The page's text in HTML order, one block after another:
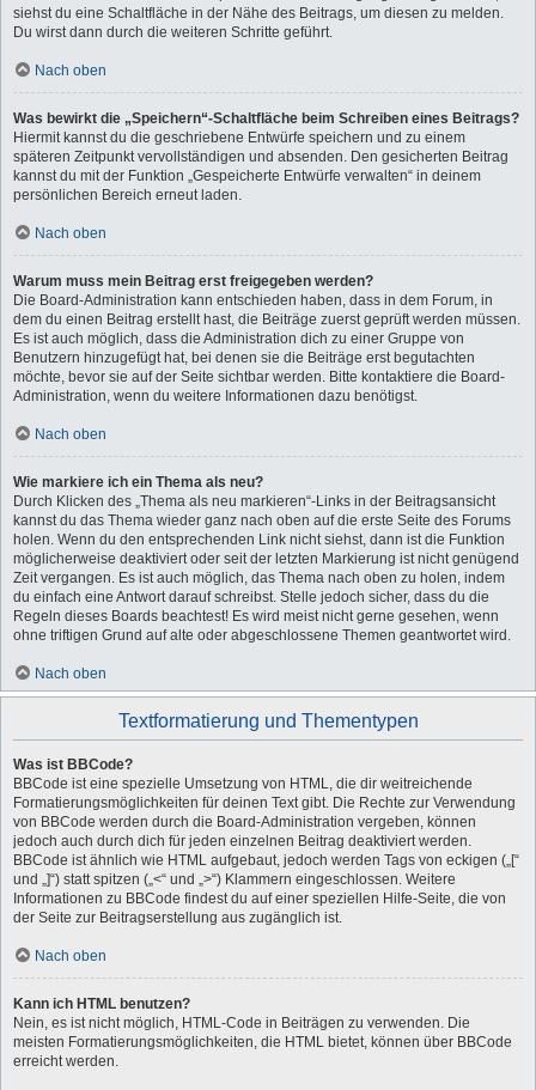
siehst du eine Schaltfläche in der Nähe des Beitrags, um diesen zu melden.
Du wirst dann durch die weiteren Schritte geführt.
Nach oben
Was bewirkt die „Speichern“-Schaltfläche beim Schreiben eines Beitrags?
Hiermit kannst du die geschriebene Entwürfe speichern und zu einem
späteren Zeitpunkt vervollständigen und absenden. Den gesicherten Beitrag
kannst du mit der Funktion „Gespeicherte Entwürfe verwalten“ in deinem
persönlichen Bereich erneut laden.
Nach oben
Warum muss mein Beitrag erst freigegeben werden?
Die Board-Administration kann entschieden haben, dass in dem Forum, in
dem du einen Beitrag erstellt hast, die Beiträge zuerst geprüft werden müssen.
Es ist auch möglich, dass die Administration dich zu einer Gruppe von
Benutzern hinzugefügt hat, bei denen sie die Beiträge erst begutachten
möchte, bevor sie auf der Seite sichtbar werden. Bitte kontaktiere die Board-
Administration, wenn du weitere Informationen dazu benötigst.
Nach oben
Wie markiere ich ein Thema als neu?
Durch Klicken des „Thema als neu markieren“-Links in der Beitragsansicht
kannst du das Thema wieder ganz nach oben auf die erste Seite des Forums
holen. Wenn du den entsprechenden Link nicht siehst, dann ist die Funktion
möglicherweise deaktiviert oder seit der letzten Markierung ist nicht genügend
Zeit vergangen. Es ist auch möglich, das Thema nach oben zu holen, indem
du einfach eine Antwort darauf schreibst. Stelle jedoch sicher, dass du die
Regeln dieses Boards beachtest! Es wird meist nicht gerne gesehen, wenn
ohne triftigen Grund auf alte oder abgeschlossene Themen geantwortet wird.
Nach oben
Textformatierung und Thementypen
Was ist BBCode?
BBCode ist eine spezielle Umsetzung von HTML, die dir weitreichende
Formatierungsmöglichkeiten für deinen Text gibt. Die Rechte zur Verwendung
von BBCode werden durch die Board-Administration vergeben, können
jedoch auch durch dich für jeden einzelnen Beitrag deaktiviert werden.
BBCode ist ähnlich wie HTML aufgebaut, jedoch werden Tags von eckigen („[“
und „]“) statt spitzen („<“ und „>“) Klammern eingeschlossen. Weitere
Informationen zu BBCode findest du auf einer speziellen Hilfe-Seite, die von
der Seite zur Beitragserstellung aus zugänglich ist.
Nach oben
Kann ich HTML benutzen?
Nein, es ist nicht möglich, HTML-Code in Beiträgen zu verwenden. Die
meisten Formatierungsmöglichkeiten, die HTML bietet, können über BBCode
erreicht werden.